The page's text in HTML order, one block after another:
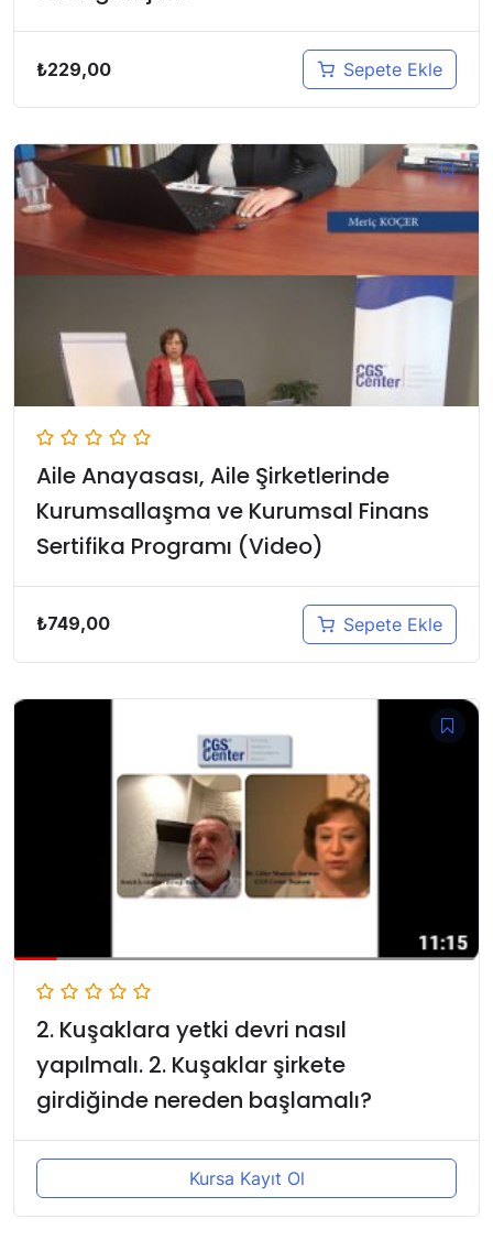
₺229,00 Sepete Ekle
Aile Anayasası, Aile Şirketlerinde
Kurumsallaşma ve Kurumsal Finans
Sertifika Programı (Video)
₺749,00 Sepete Ekle
2. Kuşaklara yetki devri nasıl
yapılmalı. 2. Kuşaklar şirkete
girdiğinde nereden başlamalı?
Kursa Kayıt Ol